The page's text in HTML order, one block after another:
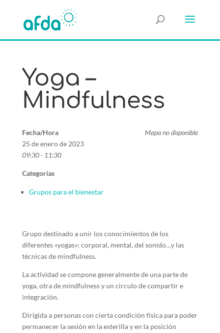
Yoga –
Mindfulness
Mapa no disponible
Fecha/Hora
25 de enero de 2023
09:30 - 11:30
Categorías
Grupos para el bienestar
Grupo destinado a unir los conocimientos de los
diferentes «yogas»: corporal, mental, del sonido…y las
técnicas de mindfulness.
La actividad se compone generalmente de una parte de
yoga, otra de mindfulness y un circulo de compartir e
integración.
Dirigida a personas con cierta condición física para poder
permanecer la sesión en la esterilla y en la posición